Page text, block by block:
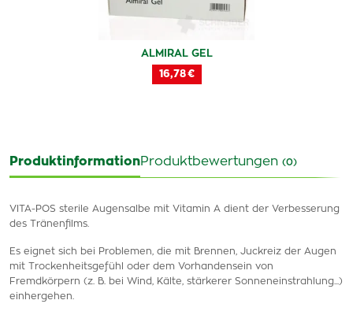
ALMIRAL GEL
16,78 €
ProduktinformationProduktbewertungen (0)
VITA-POS sterile Augensalbe mit Vitamin A dient der Verbesserung
des Tränenfilms.
Es eignet sich bei Problemen, die mit Brennen, Juckreiz der Augen
mit Trockenheitsgefühl oder dem Vorhandensein von
Fremdkörpern (z. B. bei Wind, Kälte, stärkerer Sonneneinstrahlung...)
einhergehen.